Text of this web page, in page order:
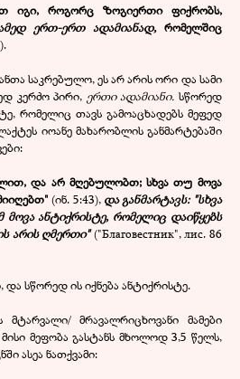
იგი, როგორც ზოგიერთი ფიქრობს,
ერთ-ერთ ადამიანად, რომელშიც
საკრებულო, ეს არ არის ორი და სამი
კერძო პირი, ერთი ადამიანი. სწორედ
რომელიც თავს გამოაცხადებს მეფედ
იოანე მახარობლის განმარტებაში
და არ მღებულობთ; სხვა თუ მოვა
(ინ. 5:43), და განმარტავს: "სხვა
მოვა ანტიქრისტე, რომელიც დაიწყებს
არის ღმერთი"("Благовестник", лис. 86
და სწორედ ის იქნება ანტიქრისტე.
მტარვალი/ მრავალრიცხოვანი მამები
მეფობა გასტანს მხოლოდ 3,5 წელს,
ასეა ნათქვამი: